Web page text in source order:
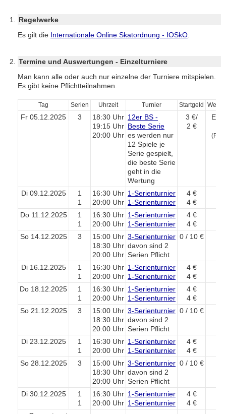
Regelwerke
Es gilt die Internationale Online Skatordnung - IOSkO
Termine und Auswertungen - Einzelturniere
Man kann alle oder auch nur einzelne der Turniere mitspielen.
Es gibt keine Pflichtteilnahmen.
Tag Serien Uhrzeit Turnier Startgeld
Fr 05.12.2025 3
18:30 Uhr
19:15 Uhr
20:00 Uhr
12er BS -
Beste Serie
es werden nur
12 Spiele je
Serie gespielt,
die beste Serie
geht in die
Wertung
3 €/
2 €
(Pott
Di 09.12.2025
1
1
16:30 Uhr
20:00 Uhr
1-Serienturnier
1-Serienturnier
4 €
4 €
Do 11.12.2025
1
1
16:30 Uhr
20:00 Uhr
1-Serienturnier
1-Serienturnier
4 €
4 €
So 14.12.2025
3
15:00 Uhr
18:30 Uhr
20:00 Uhr
3-Serienturnier
davon sind 2
Serien Pflicht
0 / 10 €
Di 16.12.2025
1
1
16:30 Uhr
20:00 Uhr
1-Serienturnier
1-Serienturnier
4 €
4 €
Do 18.12.2025
1
1
16:30 Uhr
20:00 Uhr
1-Serienturnier
1-Serienturnier
4 €
4 €
So 21.12.2025
3
15:00 Uhr
18:30 Uhr
20:00 Uhr
3-Serienturnier
davon sind 2
Serien Pflicht
0 / 10 €
Di 23.12.2025
1
1
16:30 Uhr
20:00 Uhr
1-Serienturnier
1-Serienturnier
4 €
4 €
So 28.12.2025
3
15:00 Uhr
18:30 Uhr
20:00 Uhr
3-Serienturnier
davon sind 2
Serien Pflicht
0 / 10 €
Di 30.12.2025
1
1
16:30 Uhr
20:00 Uhr
1-Serienturnier
1-Serienturnier
4 €
4 €